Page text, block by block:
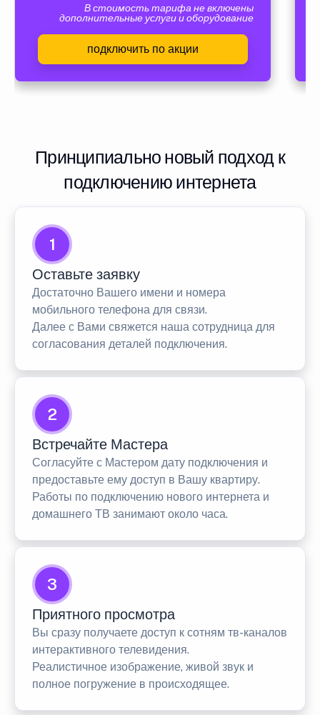
В стоимость тарифа не включены
дополнительные услуги и оборудование
подключить по акции
Принципиально новый подход к
подключению интернета
1
Оставьте заявку
Достаточно Вашего имени и номера
мобильного телефона для связи.
Далее с Вами свяжется наша сотрудница для
согласования деталей подключения.
2
Встречайте Мастера
Согласуйте с Мастером дату подключения и
предоставьте ему доступ в Вашу квартиру.
Работы по подключению нового интернета и
домашнего ТВ занимают около часа.
3
Приятного просмотра
Вы сразу получаете доступ к сотням тв-каналов
интерактивного телевидения.
Реалистичное изображение, живой звук и
полное погружение в происходящее.